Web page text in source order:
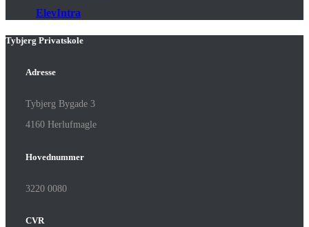
ElevIntra
Tybjerg Privatskole
Adresse
Tybjerg Bygade 3
4160 Herlufmagle
Hovednummer
3220 0080
CVR